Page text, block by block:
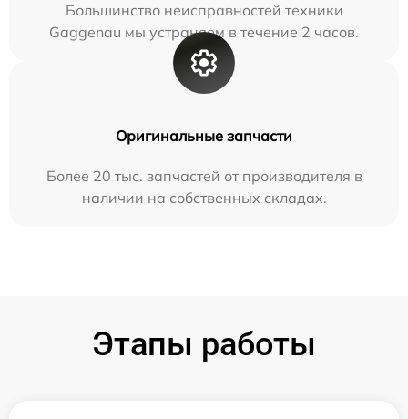
Большинство неисправностей техники
Gaggenau мы устраняем в течение 2 часов.
Оригинальные запчасти
Более 20 тыс. запчастей от производителя в
наличии на собственных складах.
Этапы работы